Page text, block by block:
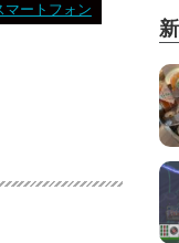
マートフォン